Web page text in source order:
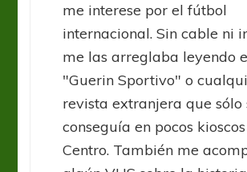
me interese por el fútbol
internacional. Sin cable ni
me las arreglaba leyendo
"Guerin Sportivo" o
revista extranjera que sólo
conseguía en pocos
Centro. También me